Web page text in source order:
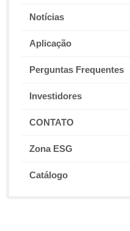
Notícias
Aplicação
Perguntas Frequentes
Investidores
CONTATO
Zona ESG
Catálogo